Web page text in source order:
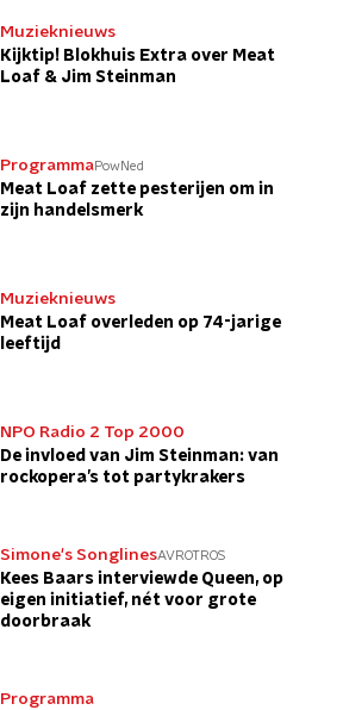
Muzieknieuws
Kijktip! Blokhuis Extra over Meat
Loaf & Jim Steinman
ProgrammaPowNed
Meat Loaf zette pesterijen om in
zijn handelsmerk
Muzieknieuws
Meat Loaf overleden op 74-jarige
leeftijd
NPO Radio 2 Top 2000
De invloed van Jim Steinman: van
rockopera’s tot partykrakers
Simone's SonglinesAVROTROS
Kees Baars interviewde Queen, op
eigen initiatief, nét voor grote
doorbraak
Programma